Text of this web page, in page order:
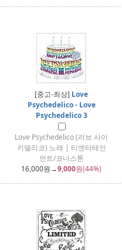
[중고-최상] Love
Psychedelico - Love
Psychedelico 3
Love Psychedelico (러브 사이
키델리코) 노래 | 티엔터테인
먼트/코너스톤
16,000원→9,000원(44%)